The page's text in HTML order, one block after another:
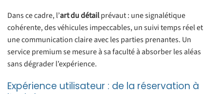
Dans ce cadre, l’art du détailprévaut : une signalétique
cohérente, des véhicules impeccables, un suivi temps réel et
une communication claire avec les parties prenantes. Un
service premium se mesure à sa faculté à absorber les aléas
sans dégrader l’expérience.
Expérience utilisateur : de la réservation à